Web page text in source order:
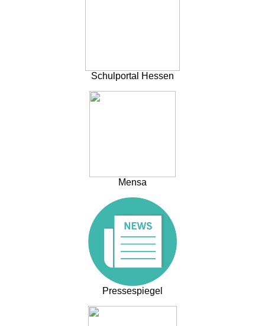
Schulportal Hessen
Mensa
Pressespiegel